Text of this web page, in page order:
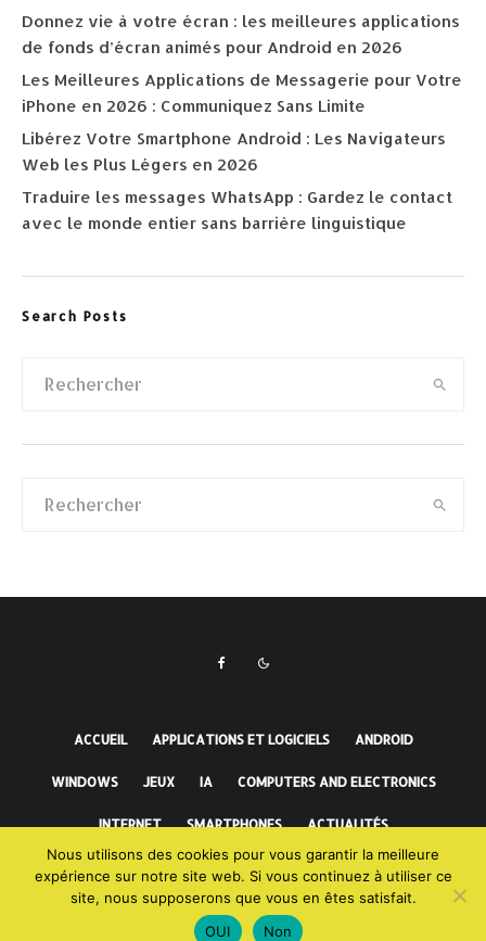
Donnez vie à votre écran : les meilleures applications
de fonds d’écran animés pour Android en 2026
Les Meilleures Applications de Messagerie pour Votre
iPhone en 2026 : Communiquez Sans Limite
Libérez Votre Smartphone Android : Les Navigateurs
Web les Plus Légers en 2026
Traduire les messages WhatsApp : Gardez le contact
avec le monde entier sans barrière linguistique
Search Posts
ACCUEIL APPLICATIONS ET LOGICIELS ANDROID
WINDOWS JEUX IA COMPUTERS AND ELECTRONICS
INTERNET SMARTPHONES ACTUALITÉS
FAITS INCROYABLES
Nous utilisons des cookies pour vous garantir la meilleure
expérience sur notre site web. Si vous continuez à utiliser ce
site, nous supposerons que vous en êtes satisfait.
OUI
Non